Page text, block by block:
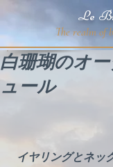
Le
The realm of
白珊瑚のオ
ュール
イヤリングとネッ